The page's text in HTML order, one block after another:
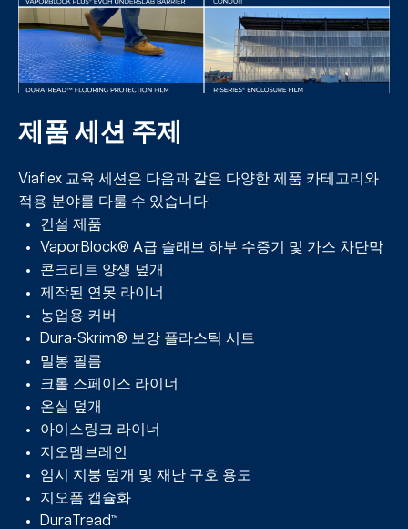
제품 세션 주제
Viaflex 교육 세션은 다음과 같은 다양한 제품 카테고리와
적용 분야를 다룰 수 있습니다:
건설 제품
VaporBlock® A급 슬래브 하부 수증기 및 가스 차단막
콘크리트 양생 덮개
제작된 연못 라이너
농업용 커버
Dura-Skrim® 보강 플라스틱 시트
밀봉 필름
크롤 스페이스 라이너
온실 덮개
아이스링크 라이너
지오멤브레인
임시 지붕 덮개 및 재난 구호 용도
지오폼 캡슐화
DuraTread™